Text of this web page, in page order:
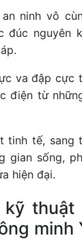
ninh vô
đúc nguyên
va đập cực
điện từ
tinh tế, sang
gian sống,
hiện đại.
kỹ thuật
minh